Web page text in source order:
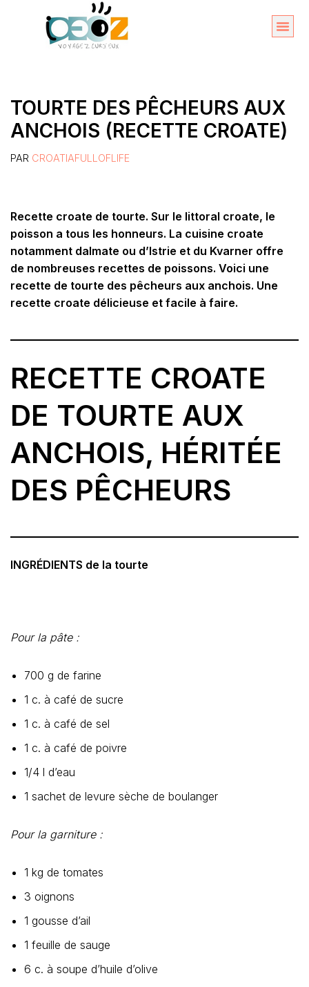
TOURTE DES PÊCHEURS AUX
ANCHOIS (RECETTE CROATE)
PAR CROATIAFULLOFLIFE
Recette croate de tourte. Sur le littoral croate, le
poisson a tous les honneurs. La cuisine croate
notamment dalmate ou d’Istrie et du Kvarner offre
de nombreuses recettes de poissons. Voici une
recette de tourte des pêcheurs aux anchois. Une
recette croate délicieuse et facile à faire.
RECETTE CROATE
DE TOURTE AUX
ANCHOIS, HÉRITÉE
DES PÊCHEURS
INGRÉDIENTS de la tourte
Pour la pâte :
700 g de farine
1 c. à café de sucre
1 c. à café de sel
1 c. à café de poivre
1/4 l d’eau
1 sachet de levure sèche de boulanger
Pour la garniture :
1 kg de tomates
3 oignons
1 gousse d’ail
1 feuille de sauge
6 c. à soupe d’huile d’olive